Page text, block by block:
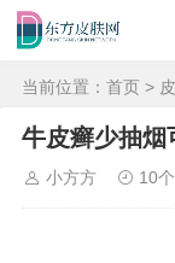
当前位置： 首页 >
牛皮癣少抽烟
小方方 10